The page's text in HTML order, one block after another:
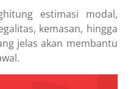
estimasi modal,
kemasan, hingga
jelas akan membantu